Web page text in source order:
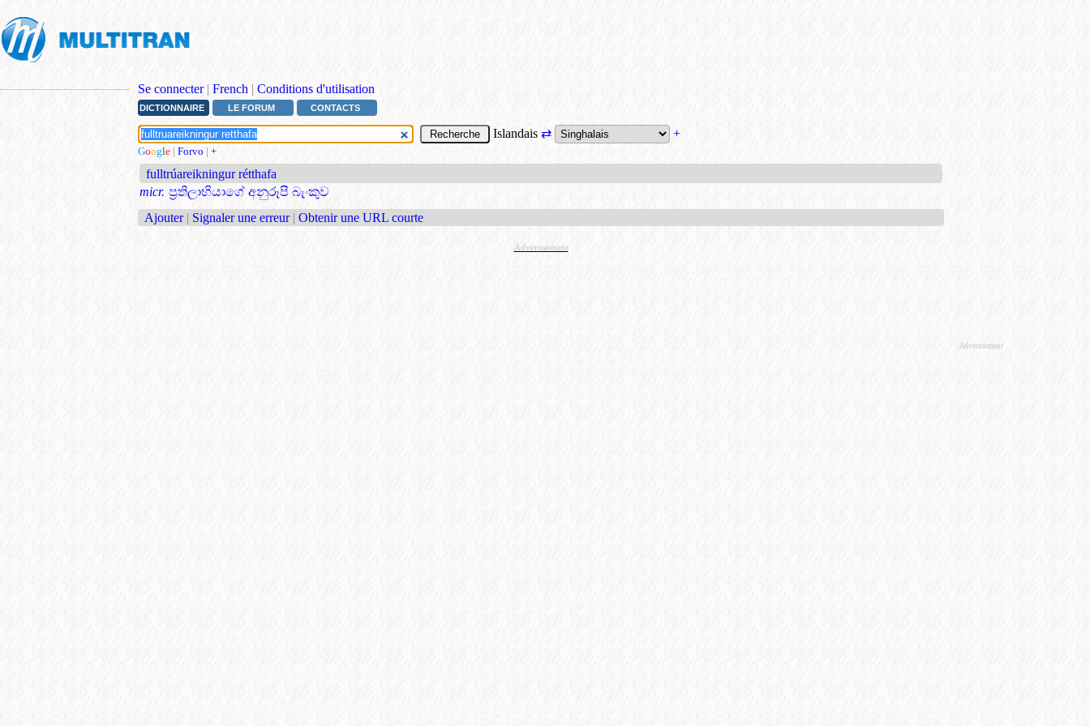
Se connecter | French | Conditions d'utilisation
DICTIONNAIRE LE FORUM CONTACTS
Islandais ⇄ +
Google | Forvo | +
fulltrúareikningur rétthafa
micr. ප්‍රතිලාභියාගේ අනුරූපී බැංකුව
Ajouter | Signaler une erreur | Obtenir une URL courte
Advertisement
Advertisement